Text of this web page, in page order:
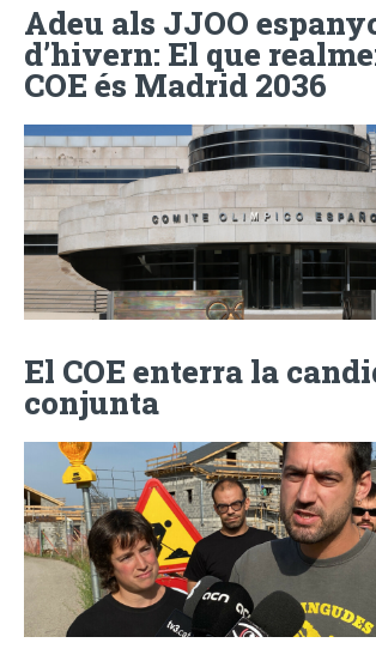
Adeu als JJOO
d’hivern: El que
COE és Madrid 2036
El COE enterra la
conjunta